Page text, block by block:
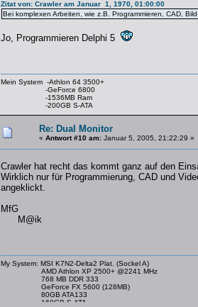
Zitat von: Crawler am Januar 1, 1970, 01:00:00
Bei komplexen Arbeiten, wie z.B. Programmieren, CAD,
Jo, Programmieren Delphi 5
Mein System -Athlon 64 3500+
-GeForce 6800
-1536MB Ram
-200GB S-ATA
Re: Dual Monitor
« Antwort #10 am: Januar 5, 2005, 21:22:29 »
Crawler hat recht das kommt ganz auf den
Wirklich nur für Programmierung, CAD und
angeklickt.
MfG
M@ik
My System: MSI K7N2-Delta2 Plat. (Sockel A)
AMD Athlon XP 2500+ @2241 MHz
768 MB DDR 333
GeForce FX 5600 (128MB)
80GB ATA133
160GB S-ATA